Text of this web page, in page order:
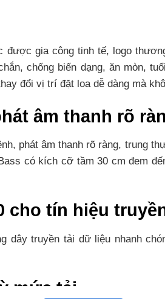
gia công tinh tế, logo
chống biến dạng, ăn mòn,
đổi vị trí đặt loa dễ dàng mà
âm thanh rõ
phát âm thanh rõ ràng, trung
có kích cỡ tầm 30 cm đem
tín hiệu
dây truyền tải dữ liệu nhanh
mức tải